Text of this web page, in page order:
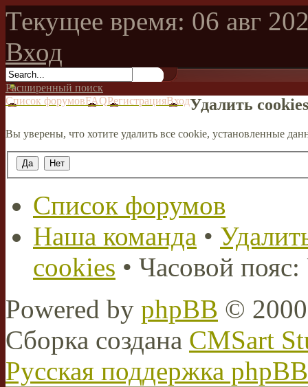
Текущее время: 06 авг
Вход
Расширенный поиск
Список форумовFAQРегистрацияВходУдалить
Вы уверены, что хотите удалить все cookie, установленные
Список форумов
Наша команда •
cookies • Часовой
Powered by phpBB ©
Сборка создана CMSart
Русская поддержка phpBB